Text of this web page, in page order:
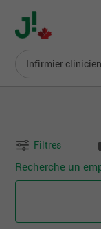
Infirmier clinicien
Filtres
Recherche un